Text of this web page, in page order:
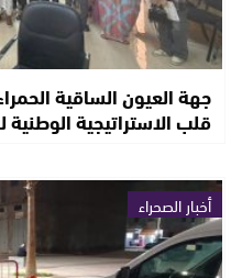
جهة العيون الساقية
قلب الاستراتيجية الوطنية
أخبار الصحراء